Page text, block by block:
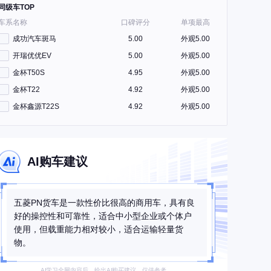
级车TOP
系名称
口碑评分
单项最高
成功汽车斑马
5.00
外观5.00
开瑞优优EV
5.00
外观5.00
金杯T50S
4.95
外观5.00
金杯T22
4.92
外观5.00
金杯鑫源T22S
4.92 外观5.00
AI购车建议
五菱PN货车是一款性价比很高的商用车，具有良
好的操控性和可靠性，适合中小型企业或个体户
使用，但载重能力相对较小，适合运输轻量货
物。